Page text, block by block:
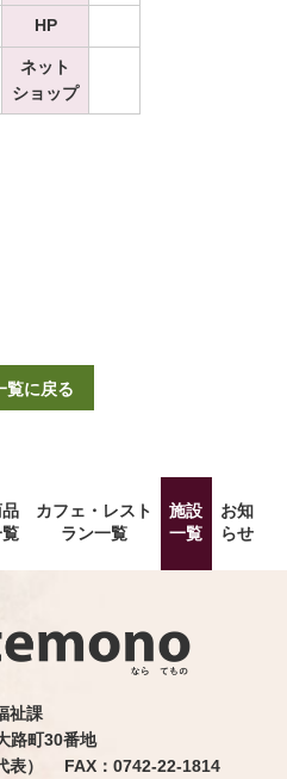
HP
ネット
ショップ
覧に戻る
カフェ・レスト
ラン一覧
施設
一覧
お知
らせ
祉課
路町30番地
表） FAX：0742-22-1814